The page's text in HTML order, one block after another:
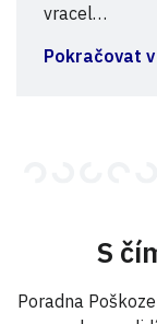
vracel…
Pokračovat
S
Poradna